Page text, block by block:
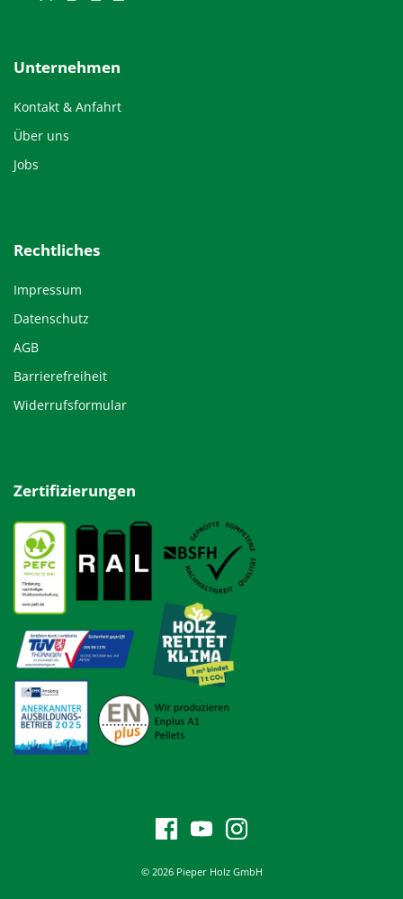
Unternehmen
Kontakt & Anfahrt
Über uns
Jobs
Rechtliches
Impressum
Datenschutz
AGB
Barrierefreiheit
Widerrufsformular
Zertifizierungen
© 2026 Pieper Holz GmbH